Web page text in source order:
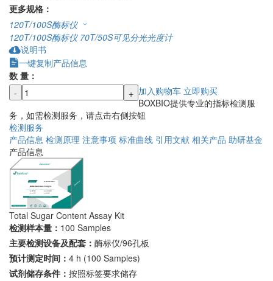
更多规格：
120T/100S酶标仪
120T/100S酶标仪 70T/50S可见分光光度计
说明书
一键复制产品信息
数 量：
-
+ 加入购物车 立即购买
BOXBIO提供专业的指标检测服
务，如需检测服务，请点击右侧按钮
检测服务
产品信息 检测原理 注意事项 标准曲线 引用文献 相关产品 助研基金
产品信息
Total Sugar Content Assay Kit
检测样本量： 100 Samples
主要检测设备及配套： 酶标仪/96孔板
预计测定时间： 4 h (100 Samples)
试剂储存条件： 按照标签要求储存